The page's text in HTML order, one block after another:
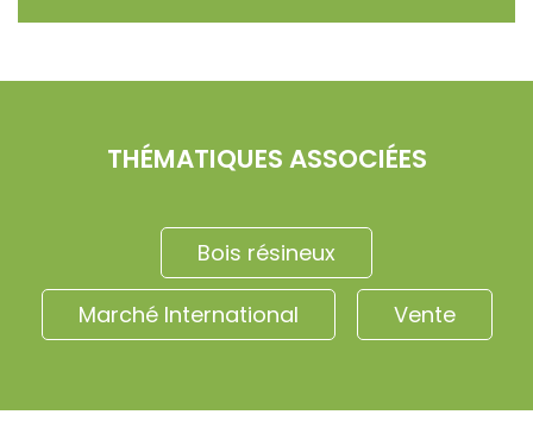
THÉMATIQUES ASSOCIÉES
Bois résineux
Marché International Vente